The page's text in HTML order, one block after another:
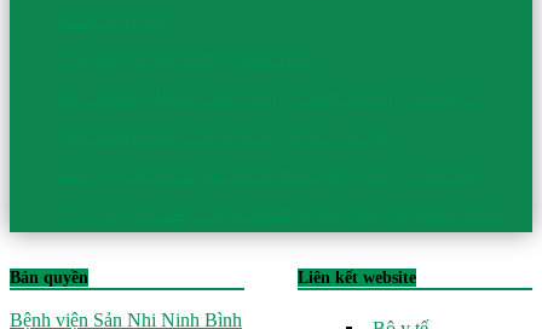
Bản quyền
Bệnh viện Sản Nhi Ninh Bình
Liên kết website